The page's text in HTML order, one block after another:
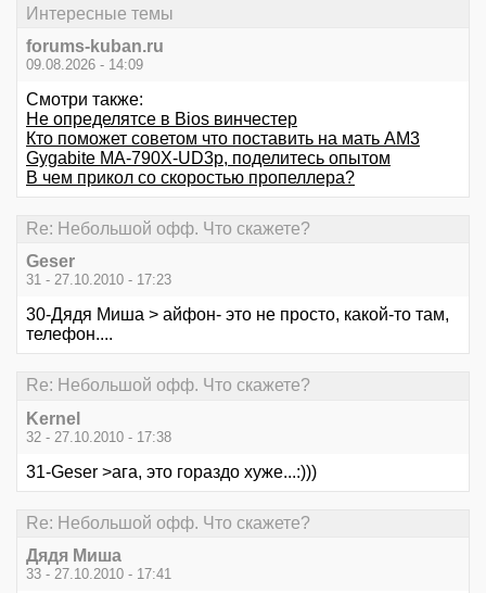
Интересные темы
forums-kuban.ru
09.08.2026 - 14:09
Смотри также:
Не определятсе в Bios винчестер
Кто поможет советом что поставить на мать AM3
Gygabite MA-790X-UD3p, поделитесь опытом
В чем прикол со скоростью пропеллера?
Re: Небольшой офф. Что скажете?
Geser
31 - 27.10.2010 - 17:23
30-Дядя Миша > айфон- это не просто, какой-то там,
телефон....
Re: Небольшой офф. Что скажете?
Kernel
32 - 27.10.2010 - 17:38
31-Geser >ага, это гораздо хуже...:)))
Re: Небольшой офф. Что скажете?
Дядя Миша
33 - 27.10.2010 - 17:41